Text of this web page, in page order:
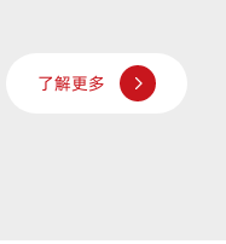
收入11.32亿元，出口
工厂主要生产和检测
（KOBELCO）;帘布及
埃科利公司（
引进德国特勒斯特公司
了解更多